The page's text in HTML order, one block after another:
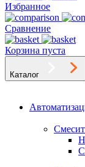
Избранное
Сравнение
Корзина пуста
Каталог